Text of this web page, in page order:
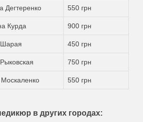
Дегтеренко 550 грн
Курда 900 грн
450 грн
750 грн
550 грн
в других городах: